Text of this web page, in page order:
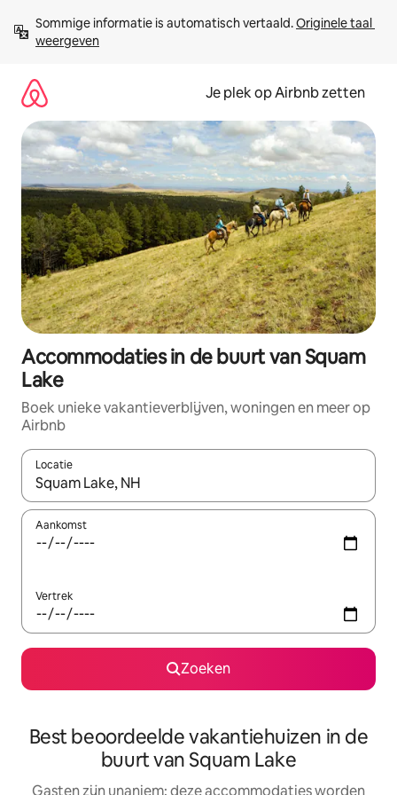
direct
naar
Sommige informatie is automatisch vertaald. Originele taal
weergeven
Je plek op Airbnb zetten
Accommodaties in de buurt van Squam
Lake
Boek unieke vakantieverblijven, woningen en meer op
Airbnb
Locatie
Wanneer er resultaten beschikbaar zijn, maak je een keuze
Aankomst
Vertrek
Zoeken
Best beoordeelde vakantiehuizen in de
buurt van Squam Lake
Gasten zijn unaniem: deze accommodaties worden